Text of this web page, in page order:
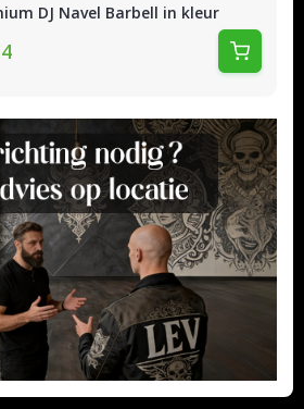
DJ Navel Barbell in kleur